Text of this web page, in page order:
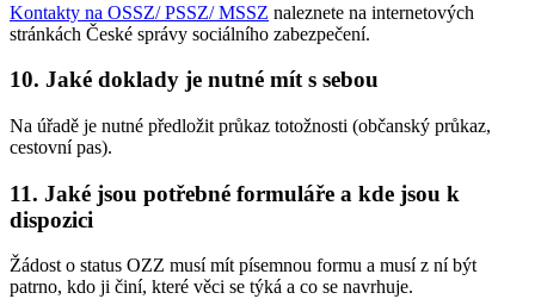
Kontakty na OSSZ/ PSSZ/ MSSZ naleznete na internetových
stránkách České správy sociálního zabezpečení.
10. Jaké doklady je nutné mít s sebou
Na úřadě je nutné předložit průkaz totožnosti (občanský průkaz,
cestovní pas).
11. Jaké jsou potřebné formuláře a kde jsou k
dispozici
Žádost o status OZZ musí mít písemnou formu a musí z ní být
patrno, kdo ji činí, které věci se týká a co se navrhuje.